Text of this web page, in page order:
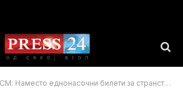
еднонасочни билети за странство, 5.000 достапни станови за младите